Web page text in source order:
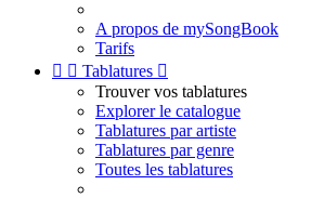
A propos de mySongBook
Tarifs
  Tablatures 
Trouver vos tablatures
Explorer le catalogue
Tablatures par artiste
Tablatures par genre
Toutes les tablatures